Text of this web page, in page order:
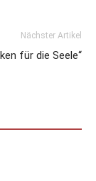
Nächster Artikel
für die Seele“